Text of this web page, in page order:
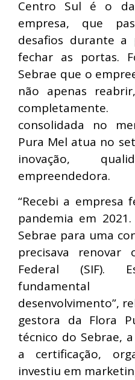
Centro Sul é o
empresa, que
desafios durante a
fechar as portas.
Sebrae que o
não apenas
consolidada no
Pura Mel atua no
inovação,
empreendedora.
“Recebi a empresa
pandemia em
Sebrae para uma
precisava renovar
Federal (SIF).
desenvolvimento”,
gestora da Flora
técnico do Sebrae,
a certificação,
investiu em